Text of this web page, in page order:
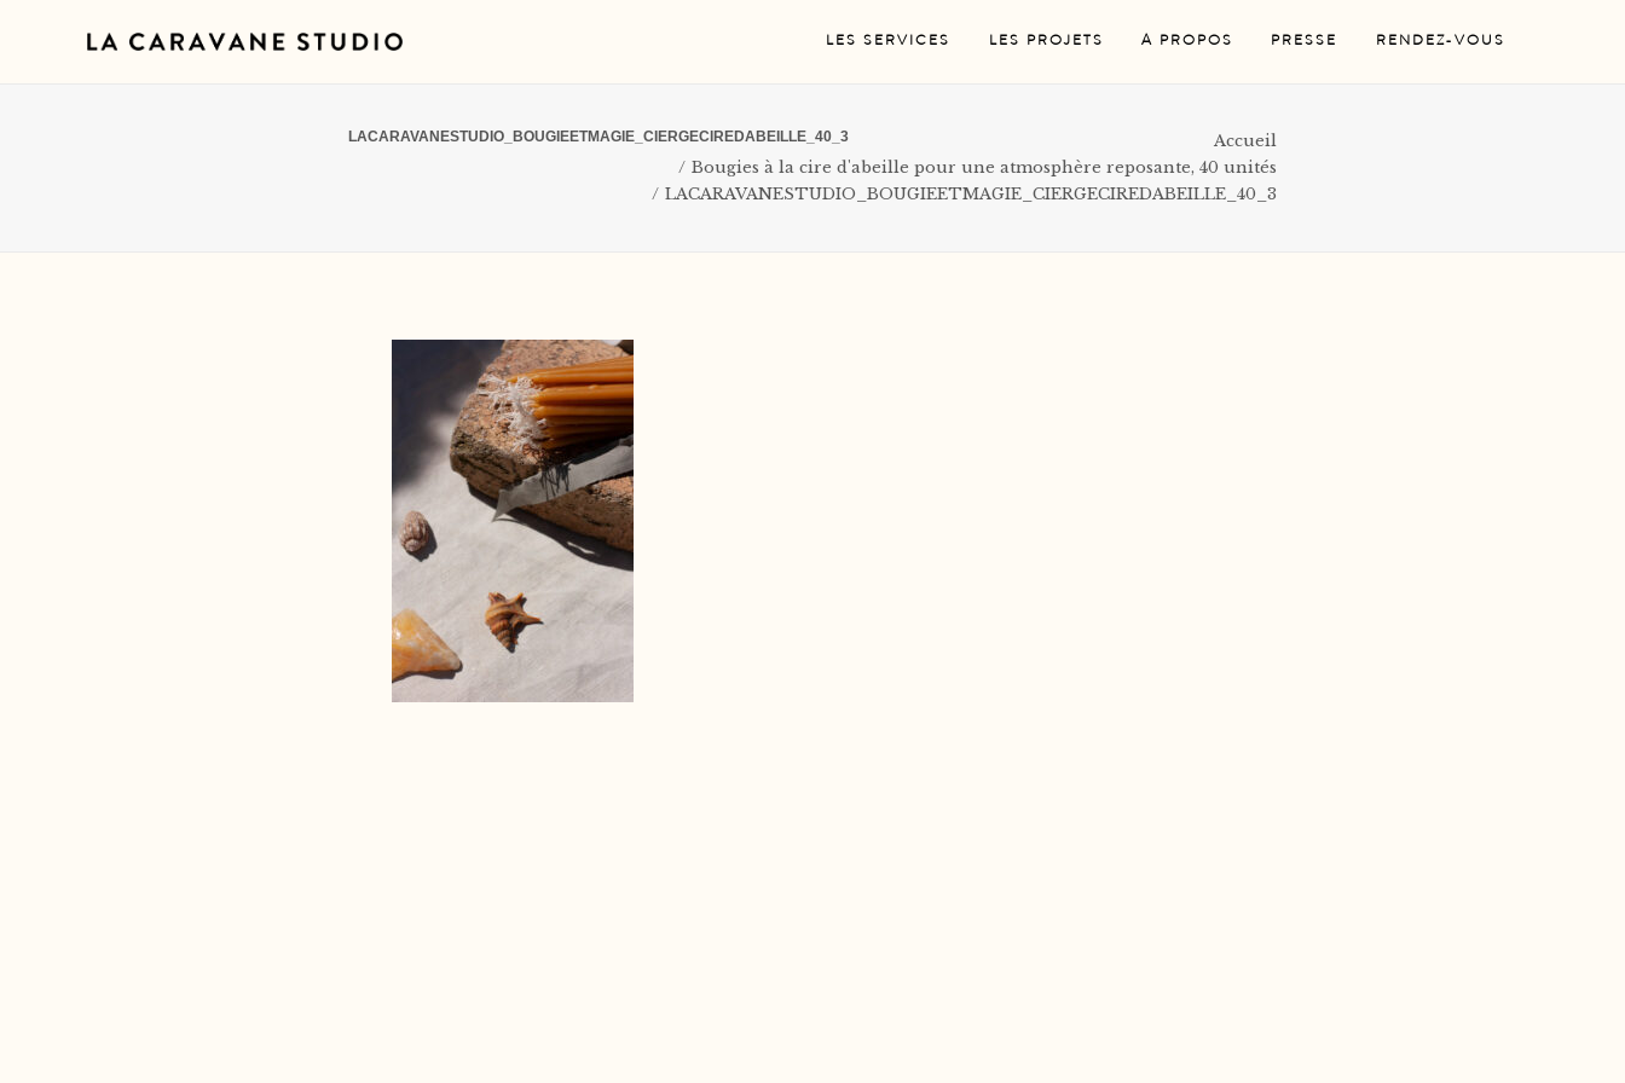
LES SERVICES LES PROJETS A PROPOS PRESSE RENDEZ-VOUS
LACARAVANESTUDIO_BOUGIEETMAGIE_CIERGECIREDABEILLE_40_3
Accueil
Bougies à la cire d'abeille pour une atmosphère reposante, 40 unités
LACARAVANESTUDIO_BOUGIEETMAGIE_CIERGECIREDABEILLE_40_3